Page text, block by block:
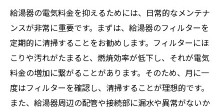
給湯器の電気料金を抑えるためには、日常的なメンテナ
ンスが非常に重要です。まずは、給湯器のフィルターを
定期的に清掃することをお勧めします。フィルターにほ
こりや汚れがたまると、燃焼効率が低下し、それが電気
料金の増加に繋がることがあります。そのため、月に一
度はフィルターを確認し、清掃することが理想的です。
また、給湯器周辺の配管や接続部に漏水や異常がないか